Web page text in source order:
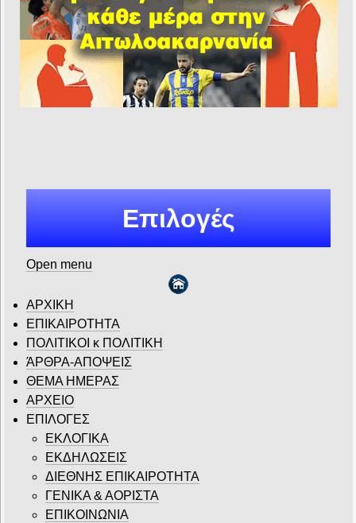
Επιλογές
Open menu
ΑΡΧΙΚΗ
ΕΠΙΚΑΙΡΟΤΗΤΑ
ΠΟΛΙΤΙΚΟΙ κ ΠΟΛΙΤΙΚΗ
ΆΡΘΡΑ-ΑΠΟΨΕΙΣ
ΘΕΜΑ ΗΜΕΡΑΣ
ΑΡΧΕΙΟ
ΕΠΙΛΟΓΕΣ
ΕΚΛΟΓΙΚΑ
ΕΚΔΗΛΩΣΕΙΣ
ΔΙΕΘΝΗΣ ΕΠΙΚΑΙΡΟΤΗΤΑ
ΓΕΝΙΚΑ & ΑΟΡΙΣΤΑ
ΕΠΙΚΟΙΝΩΝΙΑ